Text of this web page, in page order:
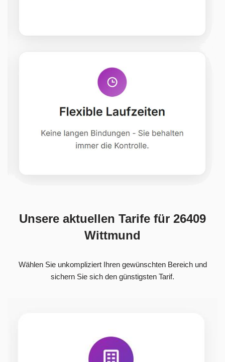
Unsere aktuellen Tarife für 26409
Wittmund
Wählen Sie unkompliziert Ihren gewünschten Bereich und
sichern Sie sich den günstigsten Tarif.